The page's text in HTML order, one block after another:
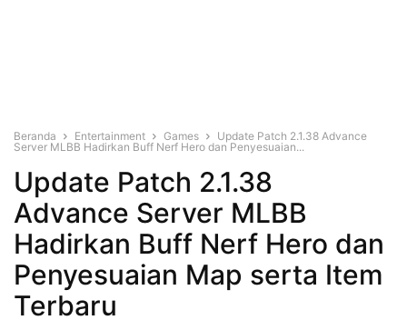
Beranda Entertainment Games
Update Patch 2.1.38 Advance
Server MLBB Hadirkan Buff Nerf Hero dan Penyesuaian...
Update Patch 2.1.38
Advance Server MLBB
Hadirkan Buff Nerf Hero dan
Penyesuaian Map serta Item
Terbaru